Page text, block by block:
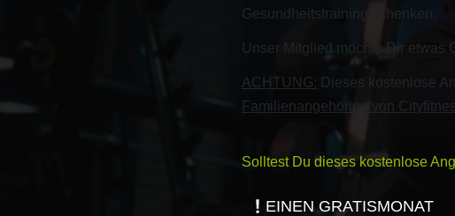
Gesundheitstraining schenken.
Unser Mitglied möchte Dir etwas
ACHTUNG: Dieses kostenlose
Familienangehörige von
Solltest Du dieses kostenlose
EINEN GRATISMONAT